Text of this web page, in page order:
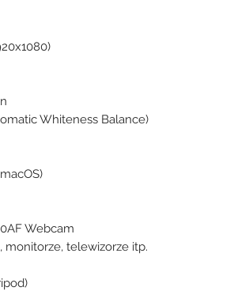
Whiteness Balance)
Webcam
monitorze, telewizorze itp.